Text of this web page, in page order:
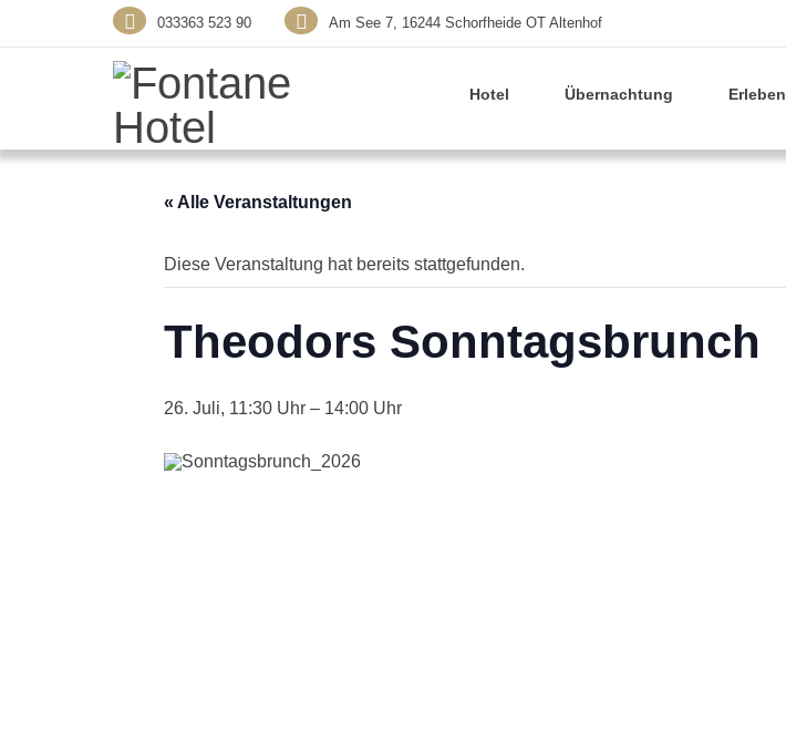
033363 523 90 Am See 7, 16244 Schorfheide OT Altenhof
Hotel Übernachtung Erleben
« Alle Veranstaltungen
Diese Veranstaltung hat bereits stattgefunden.
Theodors Sonntagsbrunch
26. Juli, 11:30 – 14:00